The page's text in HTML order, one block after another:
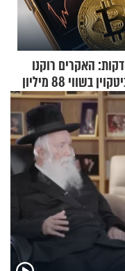
תוך 30 דקות: האקרים רוקנו
ארנקי ביטקוין בשווי 88 מיליון